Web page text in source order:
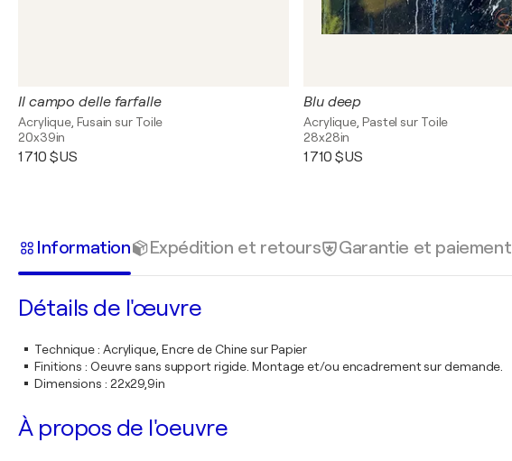
Il campo delle farfalle
Acrylique, Fusain sur Toile
20x39in
1 710 $US
Blu deep
Acrylique, Pastel sur Toile
28x28in
1 710 $US
Information Expédition et retours Garantie et paiement
Détails de l'œuvre
Technique: Acrylique, Encre de Chine sur Papier
Finitions : Oeuvre sans support rigide. Montage et/ou encadrement sur demande.
Dimensions : 22x29,9in
À propos de l'oeuvre